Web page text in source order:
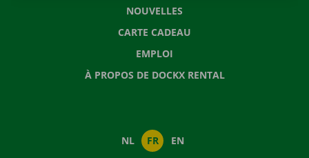
NOUVELLES
CARTE CADEAU
EMPLOI
À PROPOS DE DOCKX RENTAL
NL FR EN